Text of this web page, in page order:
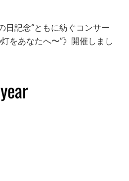
記念“ともに紡ぐコンサー
をあなたへ〜”》開催しまし